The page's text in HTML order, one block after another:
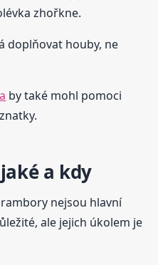
zhořkne.
doplňovat houby, ne
by také mohl pomoci
a kdy
nejsou hlavní
ale jejich úkolem je